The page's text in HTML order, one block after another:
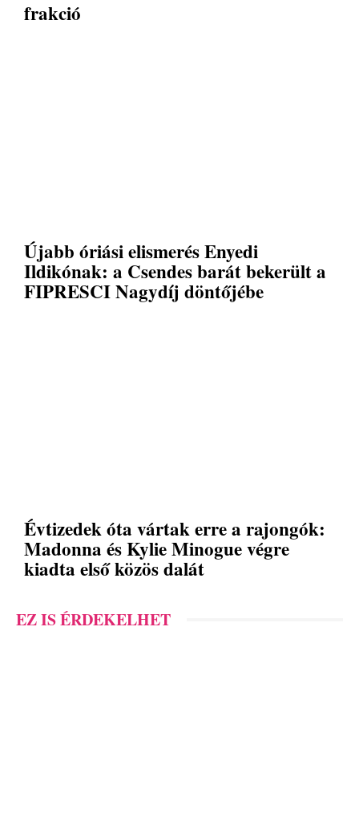
frakció
Újabb óriási elismerés Enyedi
Ildikónak: a Csendes barát bekerült a
FIPRESCI Nagydíj döntőjébe
Évtizedek óta vártak erre a rajongók:
Madonna és Kylie Minogue végre
kiadta első közös dalát
EZ IS ÉRDEKELHET